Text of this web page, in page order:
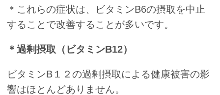
＊これらの症状は、ビタミンB6の摂取を中止
することで改善することが多いです。
＊過剰摂取（ビタミンB12）
ビタミンB１２の過剰摂取による健康被害の影
響はほとんどありません。